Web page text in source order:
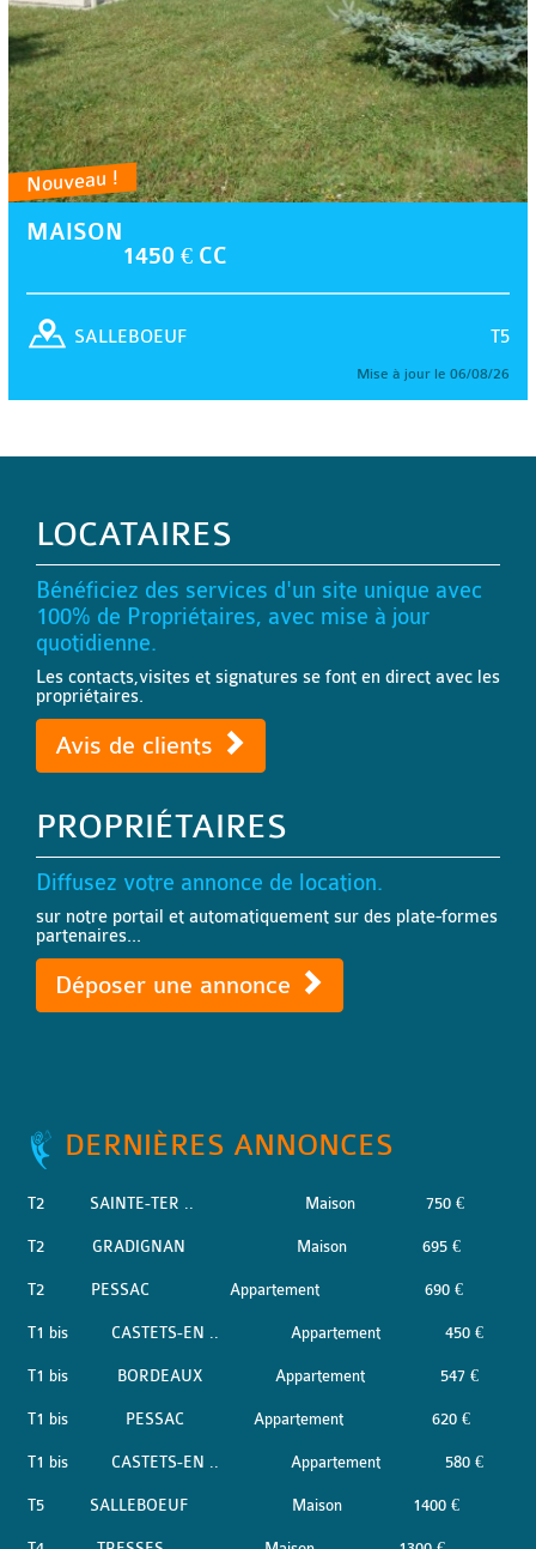
Nouveau !
MAISON
1450 € CC
T5
SALLEBOEUF
Mise à jour le 06/08/26
LOCATAIRES
Bénéficiez des services d'un site unique avec
100% de Propriétaires, avec mise à jour
quotidienne.
Les contacts,visites et signatures se font en direct avec les
propriétaires.
Avis de clients
PROPRIÉTAIRES
Diffusez votre annonce de location.
sur notre portail et automatiquement sur des plate-formes
partenaires...
Déposer une annonce
DERNIÈRES ANNONCES
T2 SAINTE-TER .. Maison 750 €
T2 GRADIGNAN Maison 695 €
T2 PESSAC Appartement 690 €
T1 bis CASTETS-EN .. Appartement 450 €
T1 bis BORDEAUX Appartement 547 €
T1 bis PESSAC Appartement 620 €
T1 bis CASTETS-EN .. Appartement 580 €
T5 SALLEBOEUF Maison 1400 €